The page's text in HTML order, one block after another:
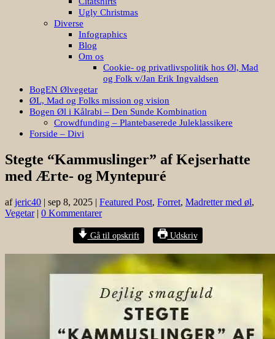
Ugly Christmas
Diverse
Infographics
Blog
Om os
Cookie- og privatlivspolitik hos Øl, Mad
og Folk v/Jan Erik Ingvaldsen
BogEN Ølvegetar
ØL, Mad og Folks mission og vision
Bogen Øl i Kålrabi – Den Sunde Kombination
Crowdfunding – Plantebaserede Juleklassikere
Forside – Divi
Stegte “Kammuslinger” af Kejserhatte
med Ærte- og Myntepuré
afjeric40 | sep 8, 2025 | Featured Post, Forret, Madretter med øl,
Vegetar| 0 Kommentarer
Gå til opskrift Udskriv